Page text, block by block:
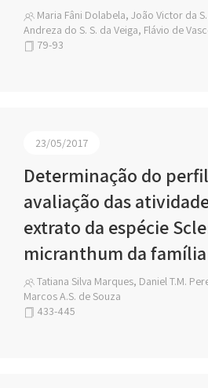
Maria Fâni Dolabela, João Victor da
Andreza do S. S. da Veiga, Flávio de
79-93
23/05/2017
Determinação do
avaliação das
extrato da espécie
micranthum da
Tatiana Silva Marques, Daniel T.M.
Marcos A.S. de Souza
433-445